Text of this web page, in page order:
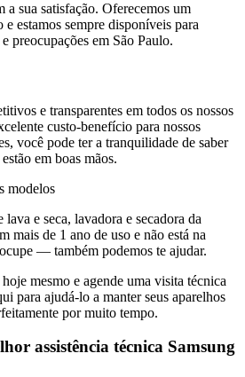
a sua satisfação. Oferecemos um
estamos sempre disponíveis para
preocupações em São Paulo.
e transparentes em todos os nossos
custo-benefício para nossos
você pode ter a tranquilidade de saber
em boas mãos.
modelos
e seca, lavadora e secadora da
mais de 1 ano de uso e não está na
— também podemos te ajudar.
mesmo e agende uma visita técnica
para ajudá-lo a manter seus aparelhos
por muito tempo.
assistência técnica Samsung